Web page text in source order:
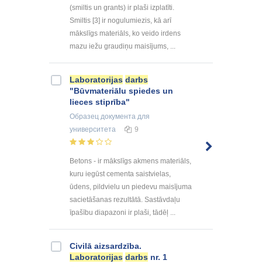
(smiltis un grants) ir plaši izplatīti.
Smiltis [3] ir nogulumiezis, kā arī
mākslīgs materiāls, ko veido irdens
mazu iežu graudiņu maisījums, ...
Laboratorijas darbs
"Būvmateriālu spiedes un
lieces stiprība"
Образец документа для
университета
9
Betons - ir mākslīgs akmens materiāls,
kuru iegūst cementa saistvielas,
ūdens, pildvielu un piedevu maisījuma
sacietāšanas rezultātā. Sastāvdaļu
īpašību diapazoni ir plaši, tādēļ ...
Civilā aizsardzība.
Laboratorijas darbs nr. 1